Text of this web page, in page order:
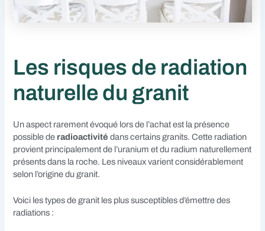
Les risques de radiation
naturelle du granit
Un aspect rarement évoqué lors de l’achat est la présence
possible de radioactivité dans certains granits. Cette radiation
provient principalement de l’uranium et du radium naturellement
présents dans la roche. Les niveaux varient considérablement
selon l’origine du granit.
Voici les types de granit les plus susceptibles d’émettre des
radiations :